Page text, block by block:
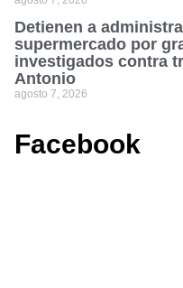
Detienen a
supermercado por
investigados contra
Antonio
agosto 7, 2026
Facebook